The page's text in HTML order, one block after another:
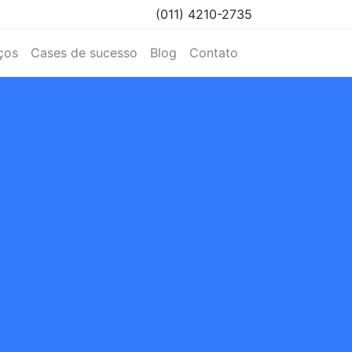
(011) 4210-2735
Cases de sucesso Blog Contato